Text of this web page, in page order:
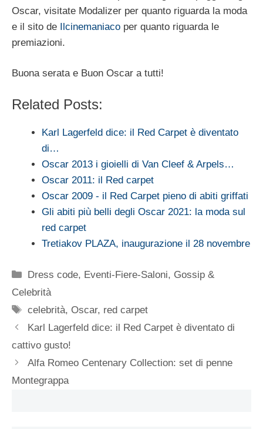
Oscar, visitate Modalizer per quanto riguarda la moda
e il sito de Ilcinemaniaco per quanto riguarda le
premiazioni.
Buona serata e Buon Oscar a tutti!
Related Posts:
Karl Lagerfeld dice: il Red Carpet è diventato
di…
Oscar 2013 i gioielli di Van Cleef & Arpels…
Oscar 2011: il Red carpet
Oscar 2009 - il Red Carpet pieno di abiti griffati
Gli abiti più belli degli Oscar 2021: la moda sul
red carpet
Tretiakov PLAZA, inaugurazione il 28 novembre
Categorie
Dress code, Eventi-Fiere-Saloni, Gossip &
Celebrità
Tag
celebrità,Oscar, red carpet
Karl Lagerfeld dice: il Red Carpet è diventato di
cattivo gusto!
Alfa Romeo Centenary Collection: set di penne
Montegrappa